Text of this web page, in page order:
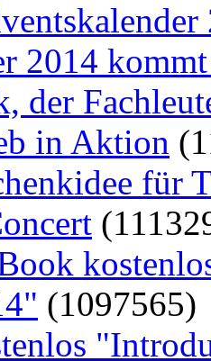
2014
der
in Aktion
für
(1097565)